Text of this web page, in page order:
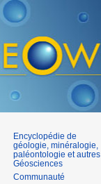
Encyclopédie de
géologie, minéralogie,
paléontologie et autres
Géosciences
Communauté